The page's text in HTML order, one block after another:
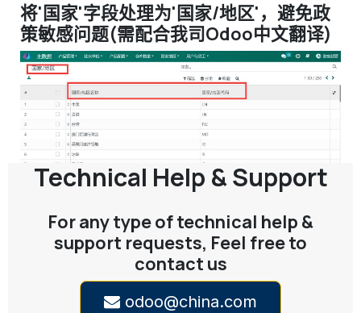
将'国家'字段处理为'国家/地区'，避免政
策敏感问题(需配合我司Odoo中文翻译)
Technical Help & Support
For any type of technical help &
support requests, Feel free to
contact us
odoo@china.com